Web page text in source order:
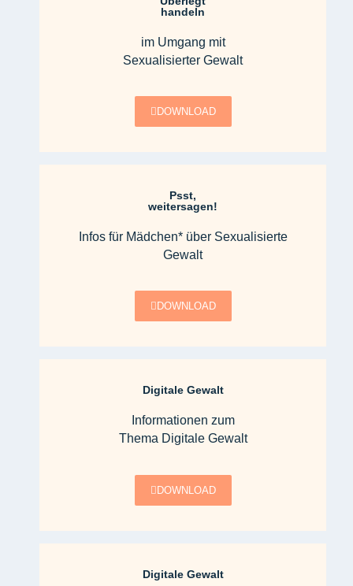
handeln
im Umgang mit
Sexualisierter Gewalt
DOWNLOAD
Psst,
weitersagen!
Infos für Mädchen* über Sexualisierte
Gewalt
DOWNLOAD
Digitale Gewalt
Informationen zum
Thema Digitale Gewalt
DOWNLOAD
Digitale Gewalt